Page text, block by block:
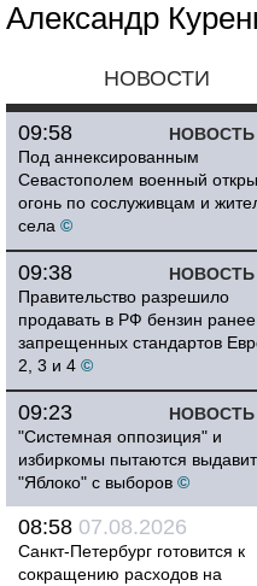
Александр
НОВОСТИ
НОВОСТЬ
09:58
Под аннексированным
Севастополем военный
огонь по сослуживцам и
села ©
НОВОСТЬ
09:38
Правительство разрешило
продавать в РФ бензин ранее
запрещенных стандартов
2, 3 и 4 ©
НОВОСТЬ
09:23
"Системная оппозиция" и
избиркомы пытаются
"Яблоко" с выборов ©
08:58 07.08.2026
Санкт-Петербург готовится к
сокращению расходов на